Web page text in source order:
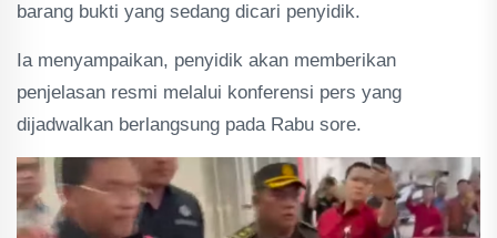
barang bukti yang sedang dicari penyidik.
Ia menyampaikan, penyidik akan memberikan
penjelasan resmi melalui konferensi pers yang
dijadwalkan berlangsung pada Rabu sore.